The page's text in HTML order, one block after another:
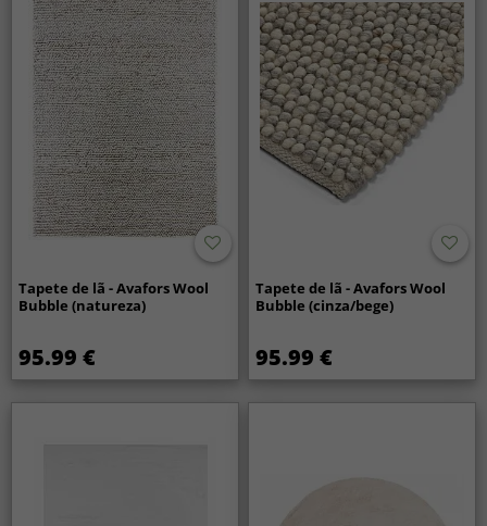
Tapete de lã - Avafors Wool
Bubble (natureza)
95.99 €
Tapete de lã - Avafors Wool
Bubble (cinza/bege)
95.99 €